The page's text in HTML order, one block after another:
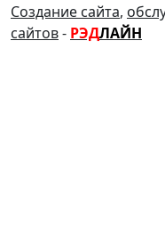
Создание сайта,
сайтов- РЭДЛАЙН